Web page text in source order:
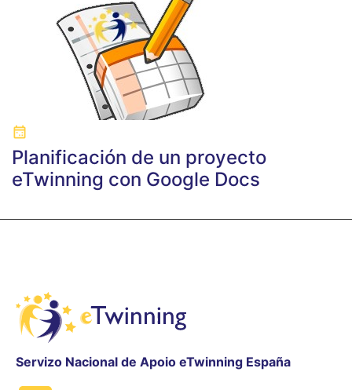
Planificación de un proyecto
eTwinning con Google Docs
Servizo Nacional de Apoio eTwinning España